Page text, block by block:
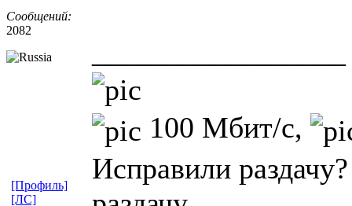
Сообщений:
2082
100 Мбит/с,
Исправили
[Профиль]
[ЛС]